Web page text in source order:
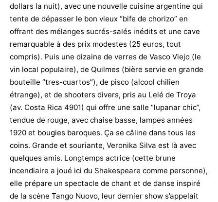
dollars la nuit), avec une nouvelle cuisine argentine qui
tente de dépasser le bon vieux “bife de chorizo” en
offrant des mélanges sucrés-salés inédits et une cave
remarquable à des prix modestes (25 euros, tout
compris). Puis une dizaine de verres de Vasco Viejo (le
vin local populaire), de Quilmes (bière servie en grande
bouteille “tres-cuartos”), de pisco (alcool chilien
étrange), et de shooters divers, pris au Lelé de Troya
(av. Costa Rica 4901) qui offre une salle “lupanar chic”,
tendue de rouge, avec chaise basse, lampes années
1920 et bougies baroques. Ça se câline dans tous les
coins. Grande et souriante, Veronika Silva est là avec
quelques amis. Longtemps actrice (cette brune
incendiaire a joué ici du Shakespeare comme personne),
elle prépare un spectacle de chant et de danse inspiré
de la scène Tango Nuovo, leur dernier show s’appelait